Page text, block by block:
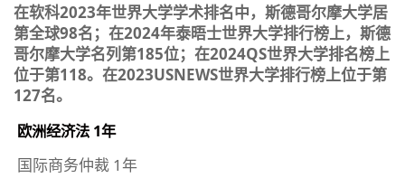
在软科2023年世界大学学术排名中，斯德哥尔摩大学居
第全球98名；在2024年泰晤士世界大学排行榜上，斯德
哥尔摩大学名列第185位；在2024QS世界大学排名榜上
位于第118。在2023USNEWS世界大学排行榜上位于第
127名。
欧洲经济法 1年
国际商务仲裁 1年